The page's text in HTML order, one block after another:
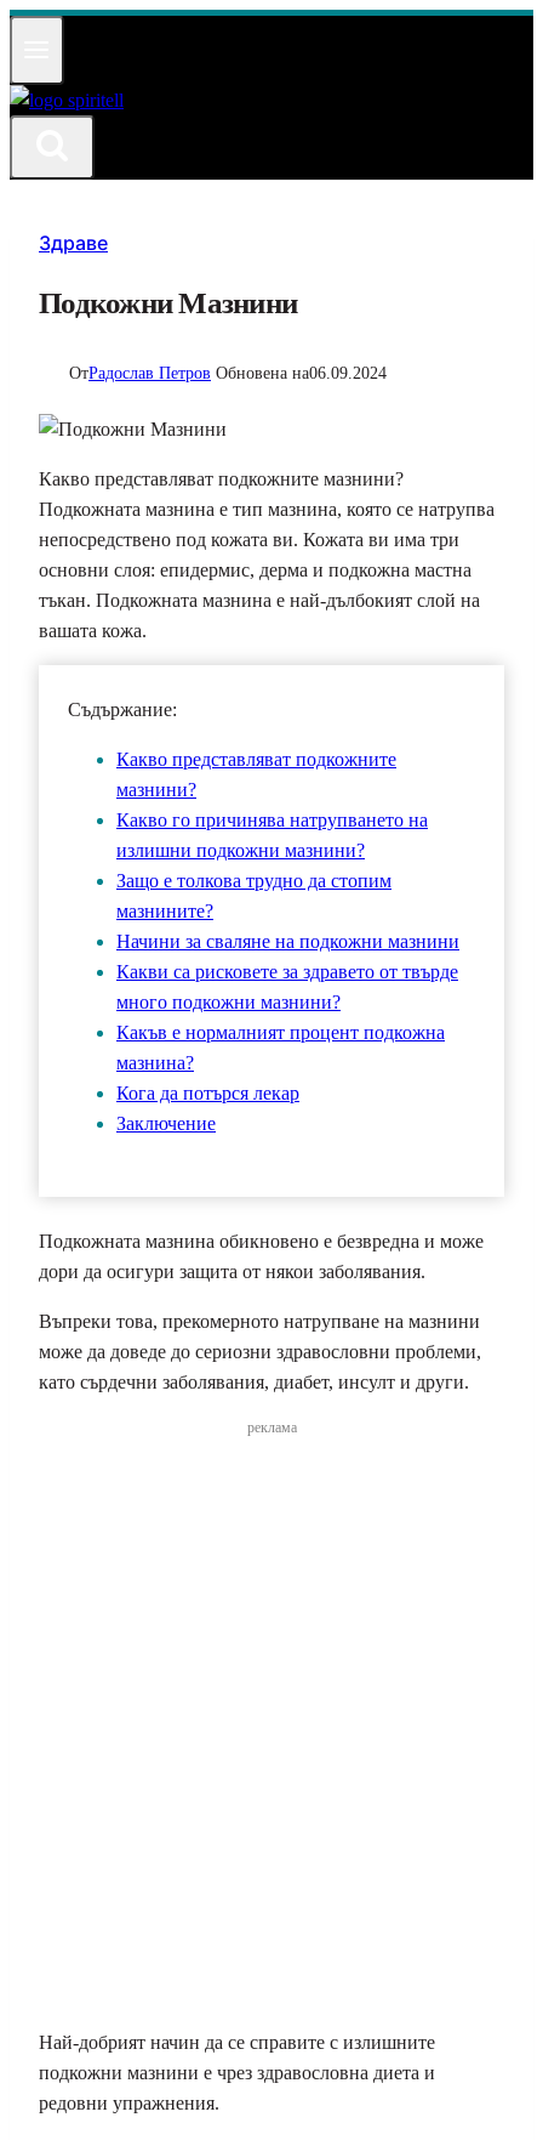
Към
Здраве
Подкожни Мазнини
ОтРадослав Петров Обновена на06.09.2024
Какво представляват подкожните мазнини?
Подкожната мазнина е тип мазнина, която се натрупва
непосредствено под кожата ви. Кожата ви има три
основни слоя: епидермис, дерма и подкожна мастна
тъкан. Подкожната мазнина е най-дълбокият слой на
вашата кожа.
Съдържание:
Какво представляват подкожните
мазнини?
Какво го причинява натрупването на
излишни подкожни мазнини?
Защо е толкова трудно да стопим
мазнините?
Начини за сваляне на подкожни мазнини
Какви са рисковете за здравето от твърде
много подкожни мазнини?
Какъв е нормалният процент подкожна
мазнина?
Кога да потърся лекар
Заключение
Подкожната мазнина обикновено е безвредна и може
дори да осигури защита от някои заболявания.
Въпреки това, прекомерното натрупване на мазнини
може да доведе до сериозни здравословни проблеми,
като сърдечни заболявания, диабет, инсулт и други.
реклама
Най-добрият начин да се справите с излишните
подкожни мазнини е чрез здравословна диета и
редовни упражнения.